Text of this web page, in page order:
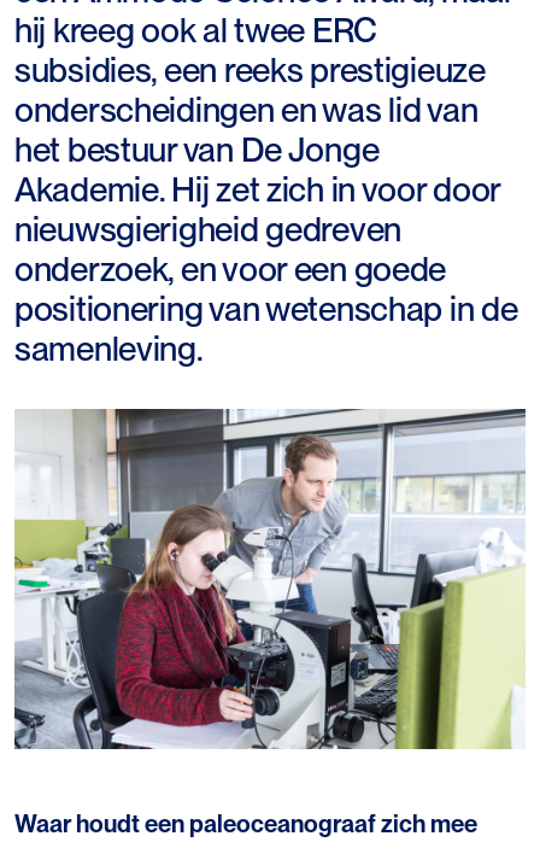
hij kreeg ook al twee ERC
subsidies, een reeks prestigieuze
onderscheidingen en was lid van
het bestuur van De Jonge
Akademie. Hij zet zich in voor door
nieuwsgierigheid gedreven
onderzoek, en voor een goede
positionering van wetenschap in de
samenleving.
Waar houdt een paleoceanograaf zich mee